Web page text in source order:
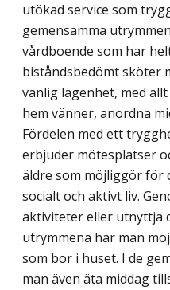
utökad service som
gemensamma
vårdboende som har
biståndsbedömt sköter
vanlig lägenhet, med
hem vänner, anordna
Fördelen med ett
erbjuder mötesplatser
äldre som möjliggör för
socialt och aktivt liv.
aktiviteter eller utnyttja
utrymmena har man
som bor i huset. I de
man även äta middag